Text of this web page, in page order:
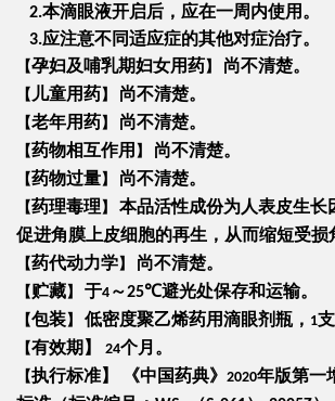
2.本滴眼液开启后，应在一周内使用。
3.应注意不同适应症的其他对症治疗。
【孕妇及哺乳期妇女用药】 尚不清楚。
【 儿童用药】 尚不清楚。
【老年用药】 尚不清楚。
【药物相互作用 】 尚不清楚。
【药物过量】 尚不清楚。
【药理毒理 】 本品活性成份为人表皮生长
促进角膜上皮细胞的再生，从而缩短受损
【药代动力学】 尚不清楚。
【贮藏】 于4 ～25℃避光处保存和运输。
【包装】 低密度聚乙烯药用滴眼剂瓶， 1支
【有效期 】 24个月。
【执行标准】 《中国药典》 2020年版第一